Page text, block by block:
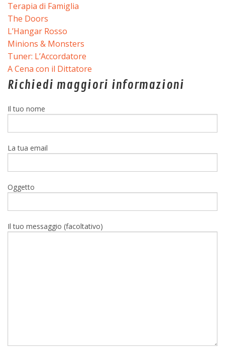
Terapia di Famiglia
The Doors
L’Hangar Rosso
Minions & Monsters
Tuner: L’Accordatore
A Cena con il Dittatore
Richiedi maggiori informazioni
Il tuo nome
La tua email
Oggetto
Il tuo messaggio (facoltativo)